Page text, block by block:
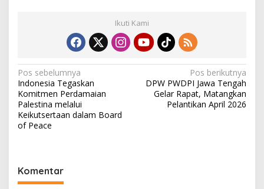
Ikuti Kami
Navigasi
pos
Pos sebelumnya
Indonesia Tegaskan
Komitmen Perdamaian
Palestina melalui
Keikutsertaan dalam Board
of Peace
Pos berikutnya
DPW PWDPI Jawa Tengah
Gelar Rapat, Matangkan
Pelantikan April 2026
Komentar